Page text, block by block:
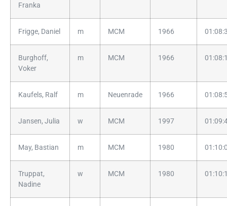
Franka
Frigge, Daniel m MCM 1966
Burghoff,
Voker
m MCM 1966
Kaufels, Ralf m Neuenrade 1966
Jansen, Julia w MCM 1997
May, Bastian m MCM 1980
Truppat,
Nadine
w MCM 1980